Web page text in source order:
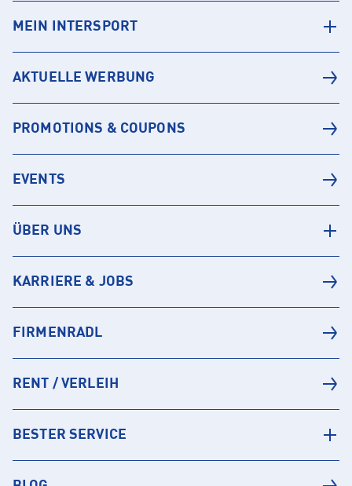
MEIN INTERSPORT
AKTUELLE WERBUNG
PROMOTIONS & COUPONS
EVENTS
ÜBER UNS
KARRIERE & JOBS
FIRMENRADL
RENT / VERLEIH
BESTER SERVICE